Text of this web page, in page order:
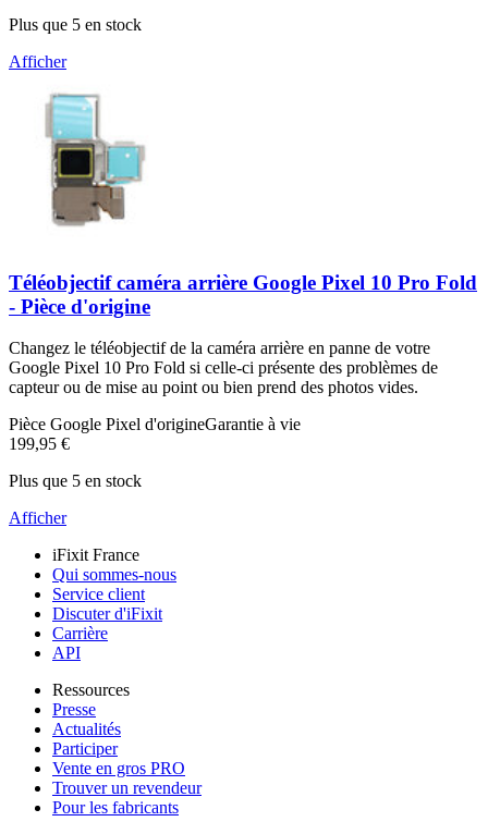
Plus que 5 en stock
Afficher
Téléobjectif caméra arrière Google Pixel 10 Pro Fold
- Pièce d'origine
Changez le téléobjectif de la caméra arrière en panne de votre
Google Pixel 10 Pro Fold si celle-ci présente des problèmes de
capteur ou de mise au point ou bien prend des photos vides.
Pièce Google Pixel d'origineGarantie à vie
199,95 €
Plus que 5 en stock
Afficher
iFixit France
Qui sommes-nous
Service client
Discuter d'iFixit
Carrière
API
Ressources
Presse
Actualités
Participer
Vente en gros PRO
Trouver un revendeur
Pour les fabricants